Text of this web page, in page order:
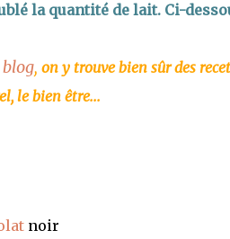
la quantité de lait. Ci-
, on y trouve bien sûr des
le bien être...
noir